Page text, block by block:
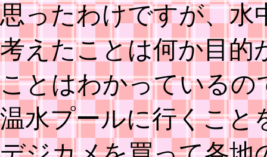
思ったわけですが、水
考えたことは何か目的
ことはわかっているの
温水プールに行くこと